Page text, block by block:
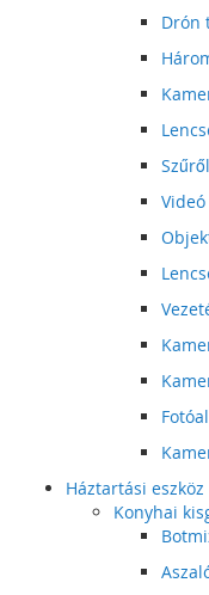
Drón
Háztartási eszköz
Konyhai